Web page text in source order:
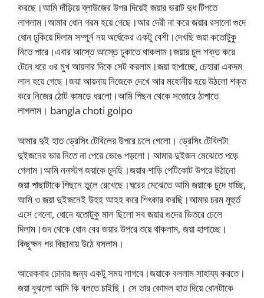
করছে।আমি দাঁড়িয়ে ব্লাউজের উপর দিয়েই জয়ার ভরাট দুধ টিপতে
লাগলাম।আমার ধোন গরম হয়ে গেছে।আর দেরী না করে জয়ার রসালো গুদে
ধোন ঢুকিয়ে দিলাম সম্পুর্ন নয় অর্ধেকের একটু বেশী।দেখছি জয়া কতোটুকু
নিতে পারে।এবার আস্তে আস্তে ঢুকাতে থাকলাম।জয়ার চুল শক্ত করে
টেনে ধরে ওর মুখ আয়নার দিকে সেট করলাম।জয়া হাপাচ্ছে, চেহারা একদম
লাল হয়ে গেছে।জয়া আয়নায় নিজেকে দেখে আর মহোনীয় হয়ে উঠলো শক্ত
করে নিজের ঠোট কামড়ে ধরলো।আমি পিছন থেকে সজোরে ঠাপাতে
লাগলাম। bangla choti golpo
আমার দুই হাত ড্রেসিং টেবিলের উপরে চলে গেলো। ড্রেসিং টেবিলটা
দুইজনের ভার নিতে না পেরে ভেঙে পড়লো। আমার দুইজন মেঝেতে পড়ে
গেলাম।আমি ননস্টপ জয়াকে চুদছি।জয়ার শাড়ি পেটিকোট উপরে উঠানো
জয়া পাছাটাকে পিছনে তুলে রেখেছে।ঘরের মেঝেতে আমি জয়াকে চুদে যাচ্ছি,
আমি ও জয়া দুইজনেই উহহ আহহ করে শিৎকার করছি।আমার চরম মুহুর্ত
এসে গেলো, ধোনে যতোটুকু মাল ছিলো সব জয়ার গুদের ভিতরে ঢেলে
দিলাম।গুদ থেকে ধোন বের জয়ার উপরে শুয়ে থাকলাম, জয়া হাপাচ্ছে।
কিছুক্ষন পর বিছানায় উঠে বসলাম।
আরেকবার চোদার জন্য একটু সময় লাগবে।জয়াকে বললাম সাহায্য করতে।
জয়া বুঝলো আমি কি বলতে চাইছি। সে তার কোমল হাত দিয়ে ধোনটাকে